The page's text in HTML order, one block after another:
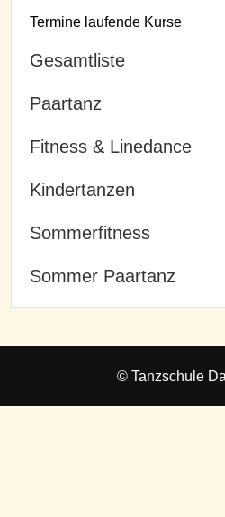
Termine laufende Kurse
Gesamtliste
Paartanz
Fitness & Linedance
Kindertanzen
Sommerfitness
Sommer Paartanz
© Tanzschule